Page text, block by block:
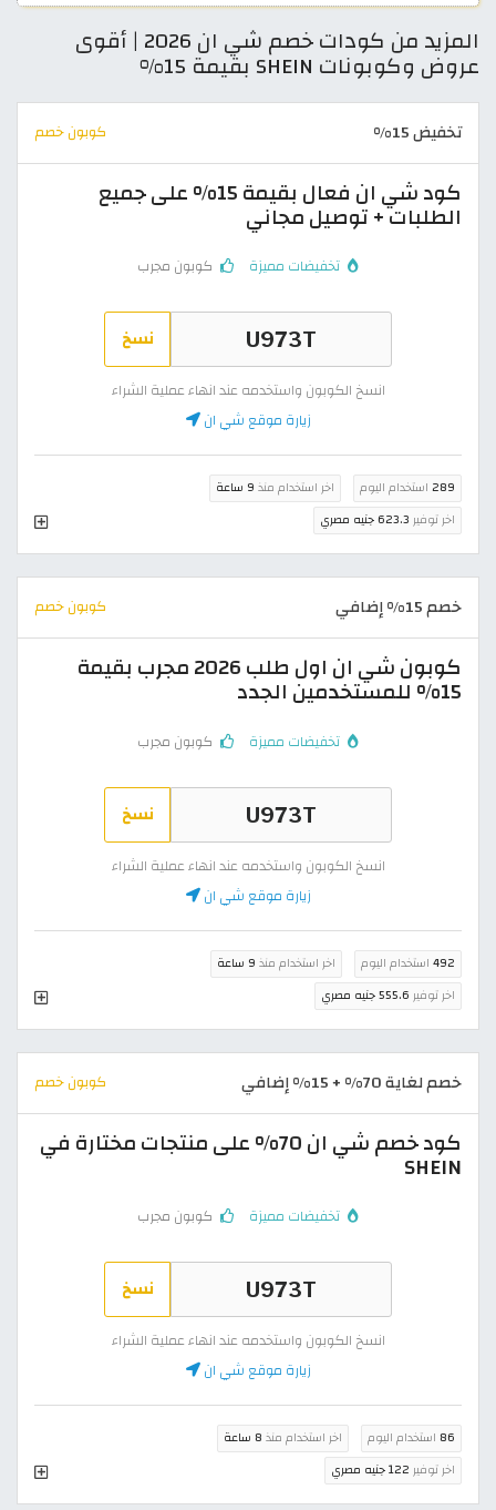
المزيد من كودات خصم شي ان 2026 | أقوى
عروض وكوبونات SHEIN بقيمة 15%
تخفيض 15% كوبون خصم
كود شي ان فعال بقيمة 15% على جميع
الطلبات + توصيل مجاني
تخفيضات مميزة كوبون مجرب
نسخ
انسخ الكوبون واستخدمه عند انهاء عملية الشراء
زيارة موقع شي ان
289 استخدام اليوم اخر استخدام منذ 9 ساعة
اخر توفير 623.3 جنيه مصري
خصم 15% إضافي كوبون خصم
كوبون شي ان اول طلب 2026 مجرب بقيمة
15% للمستخدمين الجدد
تخفيضات مميزة كوبون مجرب
نسخ
انسخ الكوبون واستخدمه عند انهاء عملية الشراء
زيارة موقع شي ان
492 استخدام اليوم اخر استخدام منذ 9 ساعة
اخر توفير 555.6 جنيه مصري
خصم لغاية 70% + 15% إضافي كوبون خصم
كود خصم شي ان 70% على منتجات مختارة في
SHEIN
تخفيضات مميزة كوبون مجرب
نسخ
انسخ الكوبون واستخدمه عند انهاء عملية الشراء
زيارة موقع شي ان
86 استخدام اليوم اخر استخدام منذ 8 ساعة
اخر توفير 122 جنيه مصري